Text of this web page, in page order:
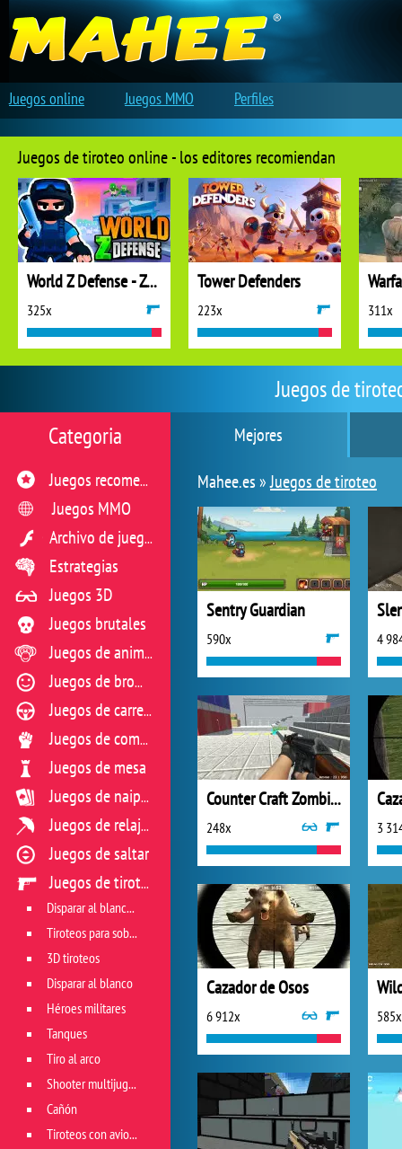
Juegos de
Mejores
Mahee.es »Juegos de tiroteo
Sentry Guardian
590x 4
Counter Craft Zombies 2
248x 3
Cazador de Osos
6 912x 585x
Categoria
Juegos recomendados
Juegos MMO
Archivo de juegos flash
Estrategias
Juegos 3D
Juegos brutales
Juegos de animales
Juegos de broma
Juegos de carreras
Juegos de combate
Juegos de mesa
Juegos de naipes
Juegos de relajación
Juegos de saltar
Juegos de tiroteo
Disparar al blanco vivo
Tiroteos para sobrevivir
3D tiroteos
Disparar al blanco
Héroes militares
Tanques
Tiro al arco
Shooter multijugador
Cañón
Tiroteos con aviones
Juegos de tiroteo online - los editores recomiendan
World Z Defense - Zombie Defense
325x
Tower Defenders
223x 311x
Juegos online Juegos MMO Perfiles